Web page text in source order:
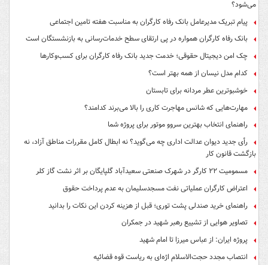
می‌شود؟
پیام تبریک مدیرعامل بانک رفاه کارگران به مناسبت هفته تامین اجتماعی
بانک رفاه کارگران همواره در پی ارتقای سطح خدمات‌رسانی به بازنشستگان است
چک امن دیجیتال حقوقی؛ خدمت جدید بانک رفاه کارگران برای کسب‌وکارها
کدام مدل نیسان از همه بهتر است؟
خوشبوترین عطر مردانه برای تابستان
مهارت‌هایی که شانس مهاجرت کاری را بالا می‌برند کدامند؟
راهنمای انتخاب بهترین سروو موتور برای پروژه شما
رأی جدید دیوان عدالت اداری چه می‌گوید؟ نه ابطال کامل مقررات مناطق آزاد، نه
بازگشت قانون کار
مسمومیت ۲۲ کارگر در شهرک صنعتی سعیدآباد گلپایگان بر اثر نشت گاز کلر
اعتراض کارگران عملیاتی نفت مسجدسلیمان به عدم پرداخت حقوق
راهنمای خرید صندلی پشت توری؛ قبل از هزینه کردن این نکات را بدانید
تصاویر هوایی از تشییع رهبر شهید در جمکران
پروژه ایران: از عباس میرزا تا امام شهید
انتصاب مجدد حجت‌الاسلام اژه‌ای به ریاست قوه‌ قضائیه